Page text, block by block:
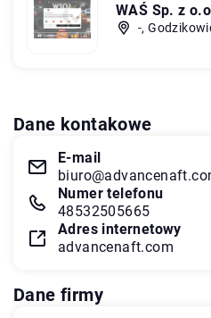
WAŚ Sp. z
-,
Dane kontakowe
E-mail
Numer telefonu
48532505665
Adres internetowy
advancenaft.com
Dane firmy